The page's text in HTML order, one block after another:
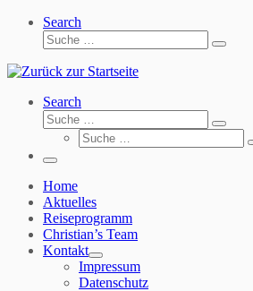
Search
Suche
Suche
Search
Suche
Suche
Suche
Menü
Home
Aktuelles
Reiseprogramm
Christian’s Team
Kontakt
Impressum
Datenschutz